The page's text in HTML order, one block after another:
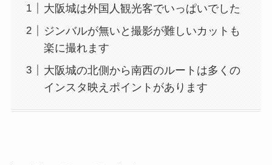
大阪城は外国人観光客でいっぱいでした
ジンバルが無いと撮影が難しいカットも
楽に撮れます
大阪城の北側から南西のルートは多くの
インスタ映えポイントがあります